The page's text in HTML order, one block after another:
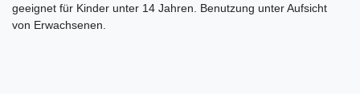
geeignet für Kinder unter 14 Jahren. Benutzung unter Aufsicht
von Erwachsenen.